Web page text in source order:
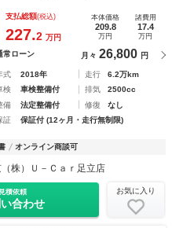
難防止システム 電動シー
スマートキー オートクル
支払総額(税込)
227.2 万円
本体価格
209.8
万円
諸費用
17.4
万円
常ローン 月々 26,800 円
式 2018年 走行
6.2万km
検
車検整備付 排気
2500cc
備
法定整備付 修復
なし
証
保証付 (12ヶ月・走行無制限)
オンライン商談可
株）Ｕ－Ｃａｒ足立店
積依頼
合わせ
お気に入り